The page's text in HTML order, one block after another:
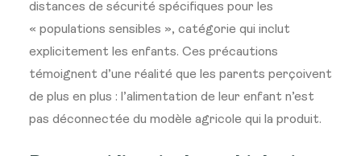
distances de sécurité spécifiques pour les
« populations sensibles », catégorie qui inclut
explicitement les enfants. Ces précautions
témoignent d’une réalité que les parents perçoivent
de plus en plus : l’alimentation de leur enfant n’est
pas déconnectée du modèle agricole qui la produit.